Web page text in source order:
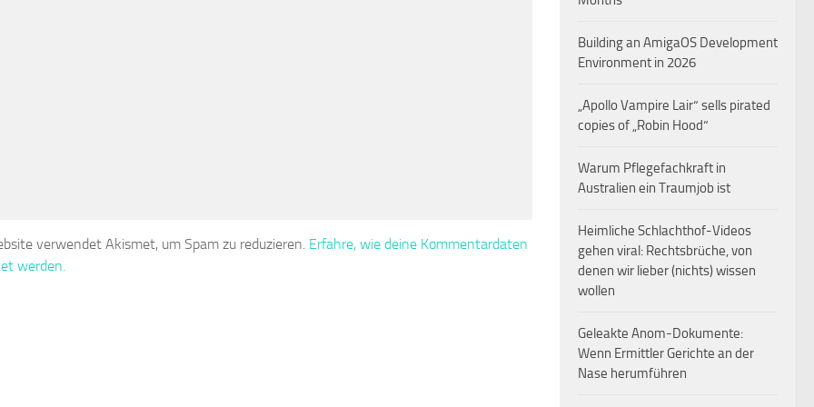
verwendet Akismet, um Spam zu reduzieren. Erfahre, wie deine Kommentardaten
werden.
Building an AmigaOS Development
Environment in 2026
„Apollo Vampire Lair“ sells pirated
copies of „Robin Hood“
Warum Pflegefachkraft in
Australien ein Traumjob ist
Heimliche Schlachthof-Videos
gehen viral: Rechtsbrüche, von
denen wir lieber (nichts) wissen
wollen
Geleakte Anom-Dokumente:
Wenn Ermittler Gerichte an der
Nase herumführen